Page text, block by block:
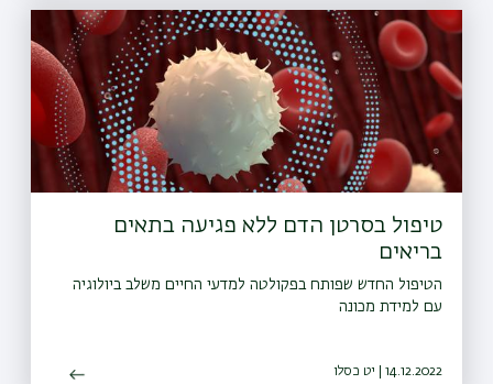
טיפול בסרטן הדם ללא פגיעה בתאים
בריאים
הטיפול החדש שפותח בפקולטה למדעי החיים משלב ביולוגיה
עם למידת מכונה
14.12.2022 | יט כסלו